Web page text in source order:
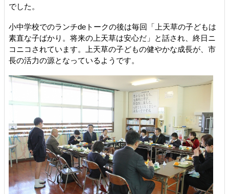
でした。
小中学校でのランチdeトークの後は毎回「上天草の子どもは
素直な子ばかり。将来の上天草は安心だ」と話され、終日ニ
コニコされています。上天草の子どもの健やかな成長が、市
長の活力の源となっているようです。